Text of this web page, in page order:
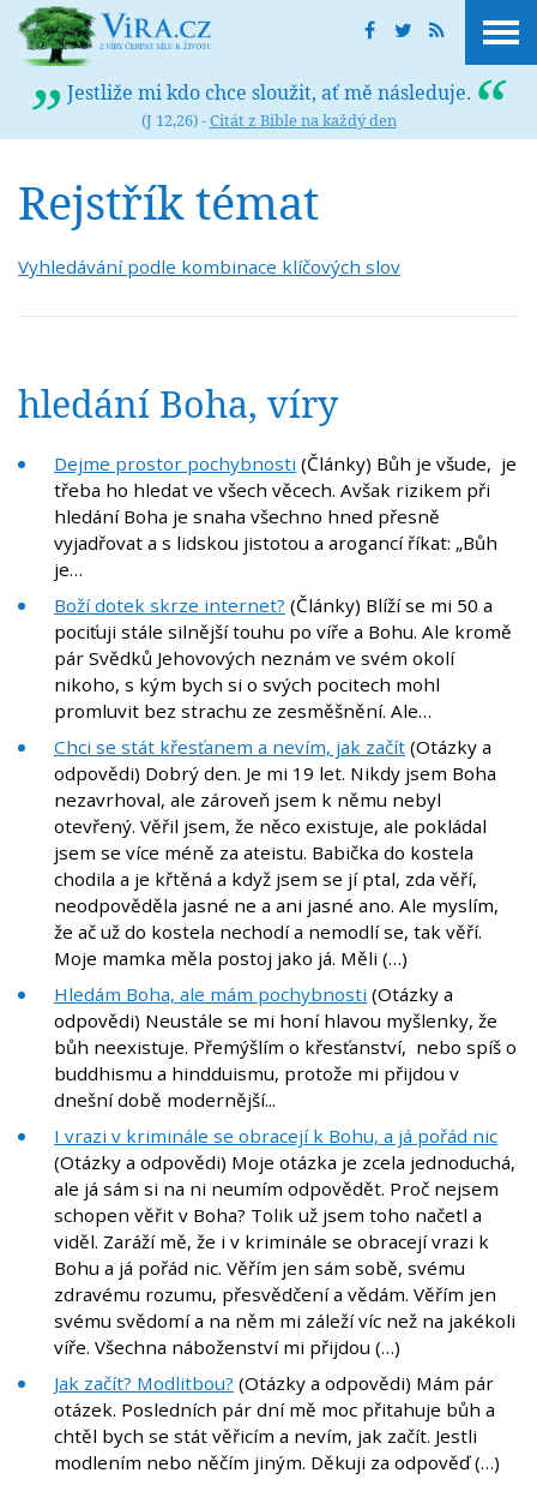
Jestliže mi kdo chce sloužit, ať mě následuje.
(J 12,26) -Citát z Bible na každý den
Rejstřík témat
Vyhledávání podle kombinace klíčových slov
hledání Boha, víry
Dejme prostor pochybnosti (Články) Bůh je všude, je
třeba ho hledat ve všech věcech. Avšak rizikem při
hledání Boha je snaha všechno hned přesně
vyjadřovat a s lidskou jistotou a arogancí říkat: „Bůh
je…
Boží dotek skrze internet? (Články) Blíží se mi 50 a
pociťuji stále silnější touhu po víře a Bohu. Ale kromě
pár Svědků Jehovových neznám ve svém okolí
nikoho, s kým bych si o svých pocitech mohl
promluvit bez strachu ze zesměšnění. Ale…
Chci se stát křesťanem a nevím, jak začít (Otázky a
odpovědi) Dobrý den. Je mi 19 let. Nikdy jsem Boha
nezavrhoval, ale zároveň jsem k němu nebyl
otevřený. Věřil jsem, že něco existuje, ale pokládal
jsem se více méně za ateistu. Babička do kostela
chodila a je křtěná a když jsem se jí ptal, zda věří,
neodpověděla jasné ne a ani jasné ano. Ale myslím,
že ač už do kostela nechodí a nemodlí se, tak věří.
Moje mamka měla postoj jako já. Měli (…)
Hledám Boha, ale mám pochybnosti (Otázky a
odpovědi) Neustále se mi honí hlavou myšlenky, že
bůh neexistuje. Přemýšlím o křesťanství, nebo spíš o
buddhismu a hindduismu, protože mi přijdou v
dnešní době modernější...
I vrazi v kriminále se obracejí k Bohu, a já pořád nic
(Otázky a odpovědi) Moje otázka je zcela jednoduchá,
ale já sám si na ni neumím odpovědět. Proč nejsem
schopen věřit v Boha? Tolik už jsem toho načetl a
viděl. Zaráží mě, že i v kriminále se obracejí vrazi k
Bohu a já pořád nic. Věřím jen sám sobě, svému
zdravému rozumu, přesvědčení a vědám. Věřím jen
svému svědomí a na něm mi záleží víc než na jakékoli
víře. Všechna náboženství mi přijdou (…)
Jak začít? Modlitbou? (Otázky a odpovědi) Mám pár
otázek. Posledních pár dní mě moc přitahuje bůh a
chtěl bych se stát věřicím a nevím, jak začít. Jestli
modlením nebo něčím jiným. Děkuji za odpověď (…)